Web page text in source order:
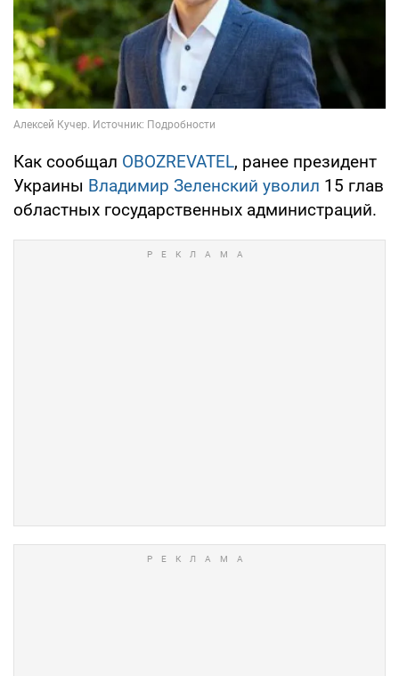
Как сообщал OBOZREVATEL, ранее президент
Украины Владимир Зеленский уволил 15 глав
областных государственных администраций.